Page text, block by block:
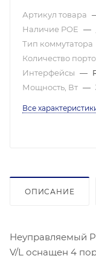
Артикул товара
Наличие POE —
Тип коммутатора
Количество
Интерфейсы —
Мощность, Вт —
Все
ОПИСАНИЕ
Неуправляемый
V/L оснащен 4